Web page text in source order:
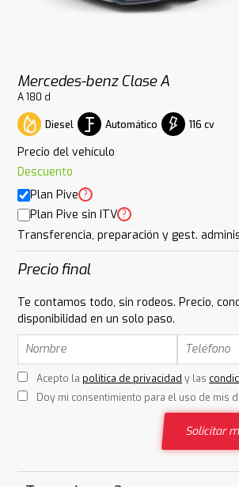
Mercedes-benz Clase A
A 180 d
Diesel Automático 116 cv
Precio del vehículo
Descuento
Plan Pive ?
Plan Pive sin ITV ?
Transferencia, preparación y gest.
Precio final
Te contamos todo, sin rodeos. Precio,
disponibilidad en un solo paso.
Acepto la política de privacidad y las
Doy mi consentimiento para el uso de mis
Solicitar